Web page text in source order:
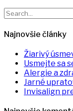
Search
for:
Najnovšie články
Žiarivý
Usmejte sa
Alergie a
Jarné
Invisalign